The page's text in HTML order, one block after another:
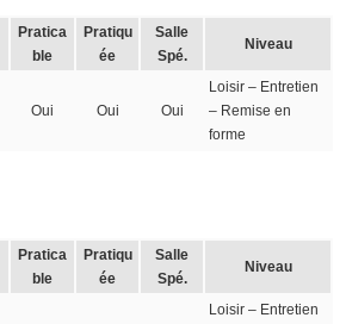
Pratica
ble
Pratiqu
ée
Salle
Spé.
Niveau
Oui Oui Oui
Loisir – Entretien
– Remise en
forme
Pratica
ble
Pratiqu
ée
Salle
Spé.
Niveau
Loisir – Entretien